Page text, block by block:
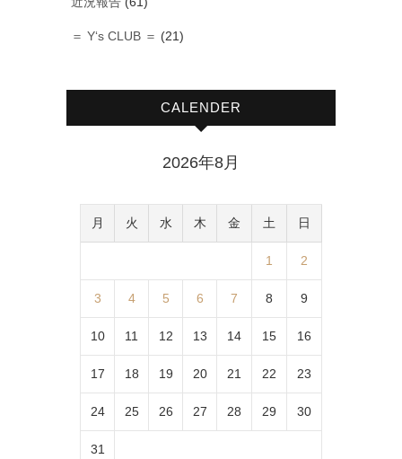
＝ Y‘s CLUB ＝ (21)
CALENDER
2026年8月
月 火 水 木 金 土 日
1 2
3 4 5 6 7 8 9
10 11 12 13 14 15 16
17 18 19 20 21 22 23
24 25 26 27 28 29 30
31